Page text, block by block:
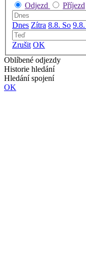
Odjezd
Příjezd
Dnes Zítra 8.8. So
Zrušit OK
Oblíbené odjezdy
Historie hledání
Hledání spojení
OK